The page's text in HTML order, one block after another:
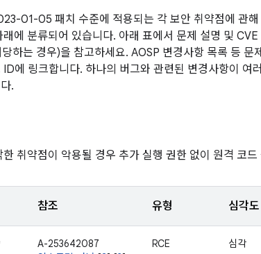
01-05 패치 수준에 적용되는 각 보안 취약점에 관
에 분류되어 있습니다. 아래 표에서 문제 설명 및
하는 경우)을 참고하세요. AOSP 변경사항 목록 등 문
에 링크합니다. 하나의 버그와 관련된 변경사항이 여
.
취약점이 악용될 경우 추가 실행 권한 없이 원격 코
참조 유형 심각도
A-253642087
RCE 심각